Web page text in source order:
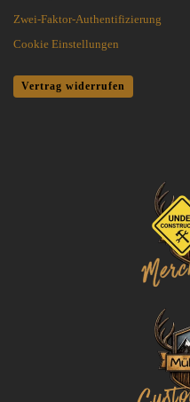
Zwei-Faktor-Authentifizierung
Cookie Einstellungen
Vertrag widerrufen